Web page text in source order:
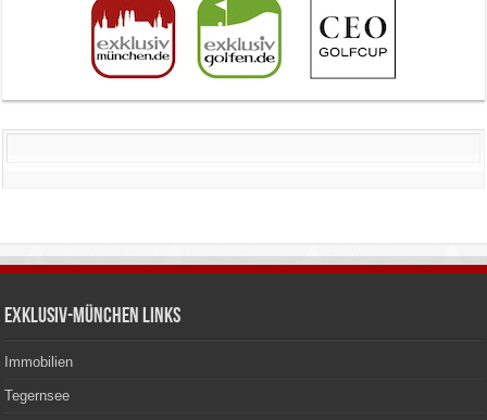
Exklusiv-München Links
Immobilien
Tegernsee